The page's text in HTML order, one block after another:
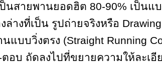
นสายพานยอดฮิต 80-90% เป็นแ
างที่เป็น รูปถ่ายจริงหรือ Drawing
นแบบวิ่งตรง (Straight Running
อบ ถัดลงไปที่ขยายความให้ละเอี